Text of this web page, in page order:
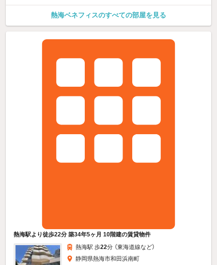
熱海ベネフィスのすべての部屋を見る
熱海駅より徒歩22分 築34年5ヶ月 10階建の賃貸物件
熱海駅 歩22分 （東海道線など）
静岡県熱海市和田浜南町